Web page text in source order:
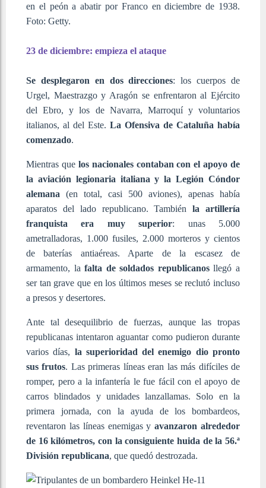
en el peón a abatir por Franco en diciembre de 1938.
Foto: Getty.
23 de diciembre: empieza el ataque
Se desplegaron en dos direcciones: los cuerpos de
Urgel, Maestrazgo y Aragón se enfrentaron al Ejército
del Ebro, y los de Navarra, Marroquí y voluntarios
italianos, al del Este. La Ofensiva de Cataluña había
comenzado.
Mientras quelos nacionales contaban con el apoyo de
la aviación legionaria italiana y la Legión Cóndor
alemana (en total, casi 500 aviones), apenas había
aparatos del lado republicano. Tambiénla artillería
franquista era muy superior: unas 5.000
ametralladoras, 1.000 fusiles, 2.000 morteros y cientos
de baterías antiaéreas. Aparte de la escasez de
armamento, lafalta de soldados republicanosllegó a
ser tan grave que en los últimos meses se reclutó incluso
a presos y desertores.
Ante tal desequilibrio de fuerzas, aunque las tropas
republicanas intentaron aguantar como pudieron durante
varios días, la superioridad del enemigo dio pronto
sus frutos. Las primeras líneas eran las más difíciles de
romper, pero a la infantería le fue fácil con el apoyo de
carros blindados y unidades lanzallamas. Solo en la
primera jornada, con la ayuda de los bombardeos,
reventaron las líneas enemigas yavanzaron alrededor
de 16 kilómetros, con la consiguiente huida de la 56.ª
División republicana, que quedó destrozada.